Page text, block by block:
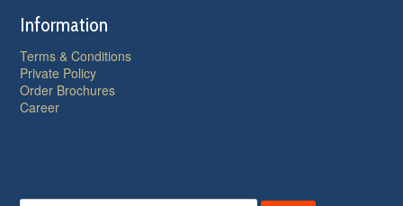
Information
Terms & Conditions
Private Policy
Order Brochures
Career